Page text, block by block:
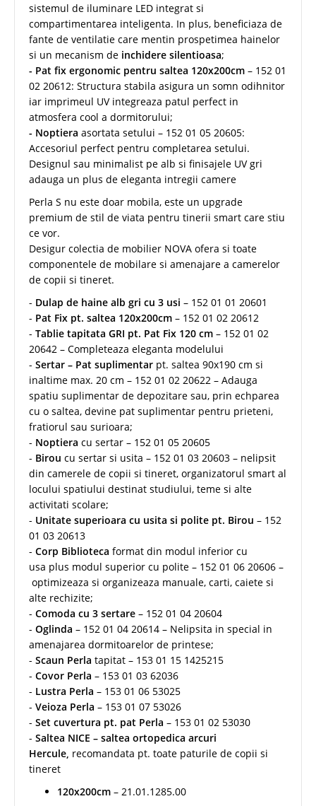
sistemul de iluminare LED integrat si
compartimentarea inteligenta. In plus, beneficiaza de
fante de ventilatie care mentin prospetimea hainelor
si un mecanism de inchidere silentioasa;
- Pat fix ergonomic pentru saltea 120x200cm – 152 01
02 20612: Structura stabila asigura un somn odihnitor
iar imprimeul UV integreaza patul perfect in
atmosfera cool a dormitorului;
- Noptiera asortata setului – 152 01 05 20605:
Accesoriul perfect pentru completarea setului.
Designul sau minimalist pe alb si finisajele UV gri
adauga un plus de eleganta intregii camere
Perla S nu este doar mobila, este un upgrade
premium de stil de viata pentru tinerii smart care stiu
ce vor.
Desigur colectia de mobilier NOVA ofera si toate
componentele de mobilare si amenajare a camerelor
de copii si tineret.
- Dulap de haine alb gri cu 3 usi – 152 01 01 20601
- Pat Fix pt. saltea 120x200cm – 152 01 02 20612
- Tablie tapitata GRI pt. Pat Fix 120 cm – 152 01 02
20642 – Completeaza eleganta modelului
- Sertar – Pat suplimentar pt. saltea 90x190 cm si
inaltime max. 20 cm – 152 01 02 20622 – Adauga
spatiu suplimentar de depozitare sau, prin echparea
cu o saltea, devine pat suplimentar pentru prieteni,
fratiorul sau surioara;
- Noptiera cu sertar – 152 01 05 20605
- Birou cu sertar si usita – 152 01 03 20603 – nelipsit
din camerele de copii si tineret, organizatorul smart al
locului spatiului destinat studiului, teme si alte
activitati scolare;
- Unitate superioara cu usita si polite pt. Birou – 152
01 03 20613
- Corp Biblioteca format din modul inferior cu
usa plus modul superior cu polite – 152 01 06 20606 –
optimizeaza si organizeaza manuale, carti, caiete si
alte rechizite;
- Comoda cu 3 sertare – 152 01 04 20604
- Oglinda – 152 01 04 20614 – Nelipsita in special in
amenajarea dormitoarelor de printese;
- Scaun Perla tapitat – 153 01 15 1425215
- Covor Perla – 153 01 03 62036
- Lustra Perla – 153 01 06 53025
- Veioza Perla – 153 01 07 53026
- Set cuvertura pt. pat Perla – 153 01 02 53030
- Saltea NICE – saltea ortopedica arcuri
Hercule, recomandata pt. toate paturile de copii si
tineret
120x200cm – 21.01.1285.00